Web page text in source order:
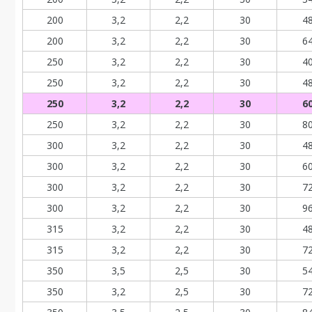
200
3,2 2,2 30
200
3,2 2,2 30
250
3,2 2,2 30
250
3,2 2,2 30
250
3,2 2,2 30
250
3,2 2,2 30
300
3,2 2,2 30
300
3,2 2,2 30
300
3,2 2,2 30
300
3,2 2,2 30
315
3,2 2,2 30
315
3,2 2,2 30
350
3,5 2,5 30
350
3,2 2,5 30